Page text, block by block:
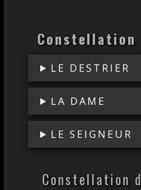
Constellation
LE DESTRIER
LA DAME
LE SEIGNEUR
Constellation